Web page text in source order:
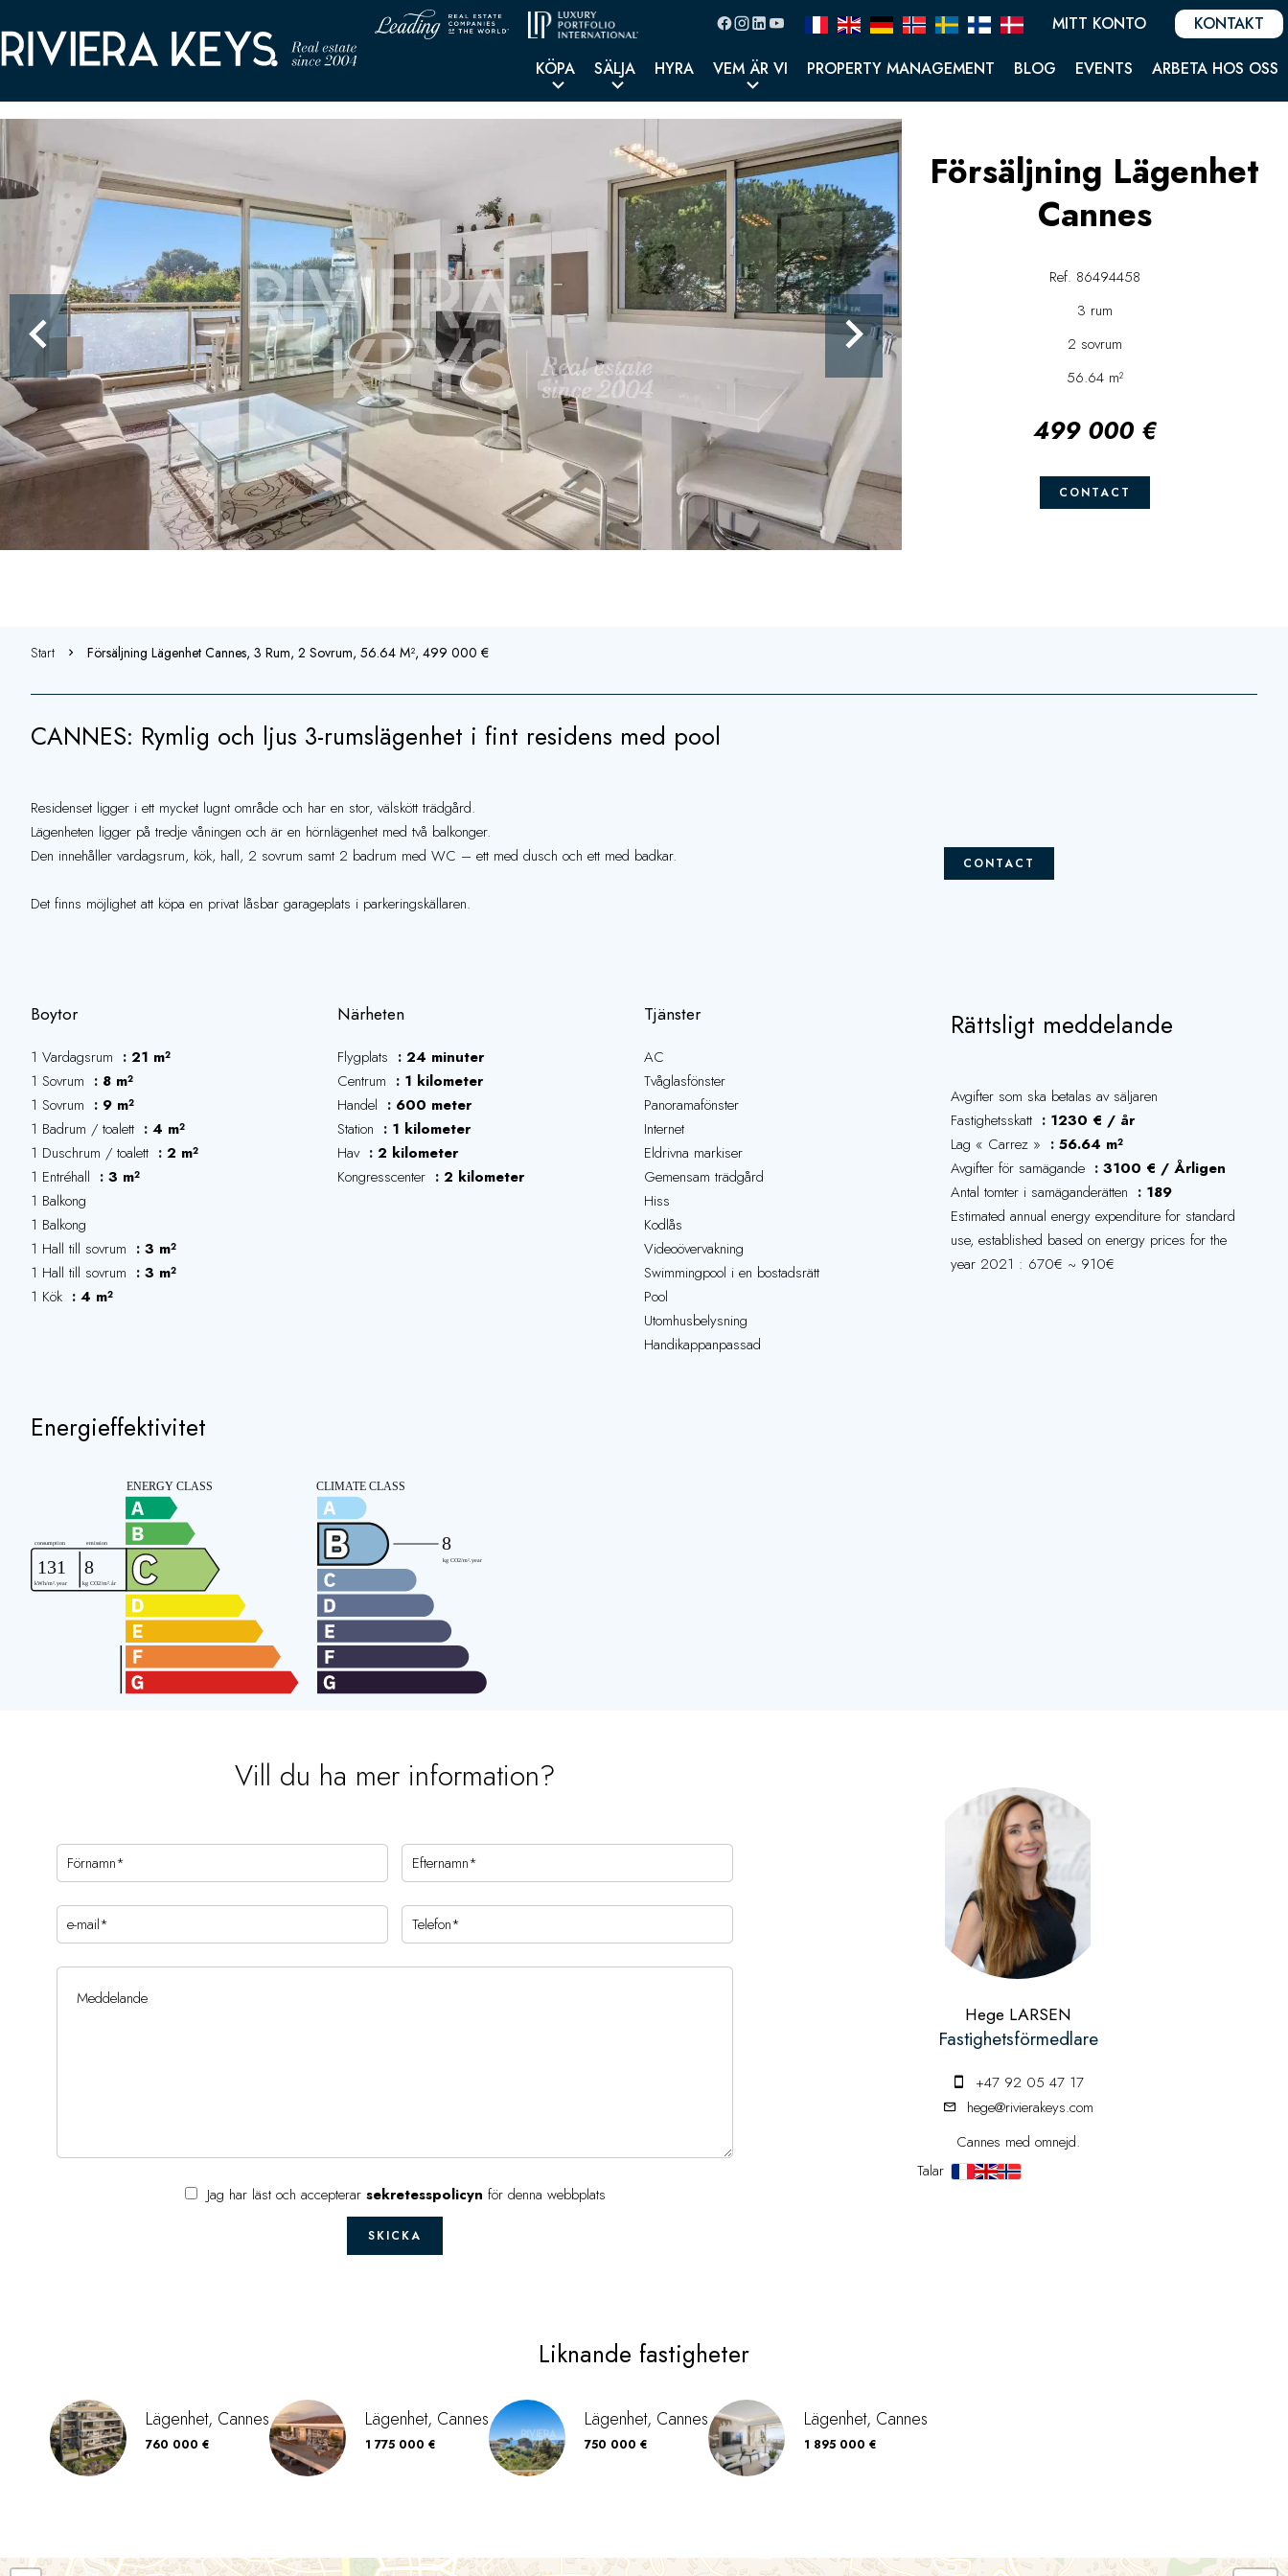
MITT KONTO KONTAKT
KÖPA SÄLJA HYRA VEM ÄR VI PROPERTY MANAGEMENT BLOG EVENTS ARBETA HOS OSS
Försäljning Lägenhet
Cannes
Ref. 86494458
3 rum
2 sovrum
56.64 m²
499 000 €
CONTACT
Start Försäljning Lägenhet Cannes, 3 Rum, 2 Sovrum, 56.64 M², 499 000 €
CONTACT
CANNES: Rymlig och ljus 3-rumslägenhet i fint residens med pool
Residenset ligger i ett mycket lugnt område och har en stor, välskött trädgård.
Lägenheten ligger på tredje våningen och är en hörnlägenhet med två balkonger.
Den innehåller vardagsrum, kök, hall, 2 sovrum samt 2 badrum med WC – ett med dusch och ett med badkar.
Det finns möjlighet att köpa en privat låsbar garageplats i parkeringskällaren.
Boytor
1 Vardagsrum
21 m²
1 Sovrum
8 m²
1 Sovrum
9 m²
1 Badrum / toalett
4 m²
1 Duschrum / toalett
2 m²
1 Entréhall
3 m²
1 Balkong
1 Balkong
1 Hall till sovrum
3 m²
1 Hall till sovrum
3 m²
1 Kök
4 m²
Närheten
Flygplats
24 minuter
Centrum
1 kilometer
Handel
600 meter
Station
1 kilometer
Hav
2 kilometer
Kongresscenter
2 kilometer
Tjänster
AC
Tvåglasfönster
Panoramafönster
Internet
Eldrivna markiser
Gemensam trädgård
Hiss
Kodlås
Videoövervakning
Swimmingpool i en bostadsrätt
Pool
Utomhusbelysning
Handikappanpassad
Rättsligt meddelande
Avgifter som ska betalas av säljaren
Fastighetsskatt
1230 € / år
Lag « Carrez »
56.64 m²
Avgifter för samägande
3100 € / Årligen
Antal tomter i samäganderätten
189
Estimated annual energy expenditure for standard
use, established based on energy prices for the
year 2021 : 670€ ~ 910€
Energieffektivitet
Vill du ha mer information?
Jag har läst och accepterar sekretesspolicyn för denna webbplats
SKICKA
Hege LARSEN
Fastighetsförmedlare
+47 92 05 47 17
hege@rivierakeys.com
Cannes med omnejd.
Talar
Liknande fastigheter
Lägenhet, Cannes
760 000 €
Lägenhet, Cannes
1 775 000 €
Lägenhet, Cannes
750 000 €
Lägenhet, Cannes
1 895 000 €